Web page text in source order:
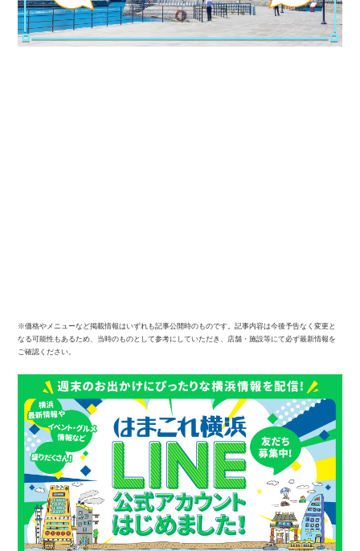
※価格やメニューなど掲載情報はいずれも記事公開時のものです。記事内容は今後予告なく変更と
なる可能性もあるため、当時のものとして参考にしていただき、店舗・施設等にて必ず最新情報を
ご確認ください。